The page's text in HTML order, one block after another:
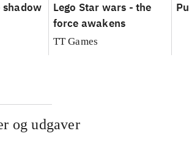
shadow
Lego Star wars - the
force awakens
TT Games
og udgaver